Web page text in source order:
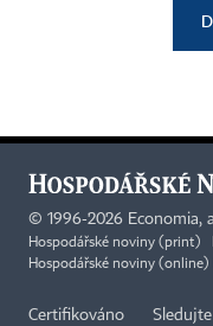
© 1996-2026 Economia,
Hospodářské noviny (print)
Hospodářské noviny (online)
Certifikováno